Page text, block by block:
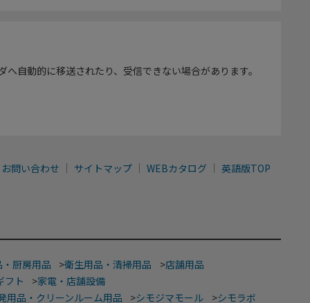
自動的に移送されたり、受信できない場合があります。
お問い合わせ サイトマップ WEBカタログ 英語版TOP
厨房用品 >衛生用品・清掃用品 >店舗用品
フト
>家電・店舗設備
用品・クリーンルーム用品
>シモジマモール >シモラボ